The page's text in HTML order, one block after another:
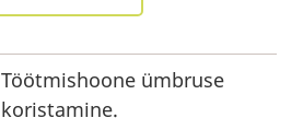
Töötmishoone ümbruse
koristamine.